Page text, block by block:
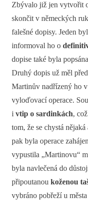
Zbývalo již jen vytvořit
skončit v německých
falešné dopisy. Jeden
informoval ho o
dopise také byla
Druhý dopis už měl
Martinův nadřízený ho
vyloďovací operace.
i vtip o sardinkách,
tom, že se chystá
pak byla operace
vypustila „Martinovu“
byla navlečená do
připoutanou koženou
vybráno pobřeží u